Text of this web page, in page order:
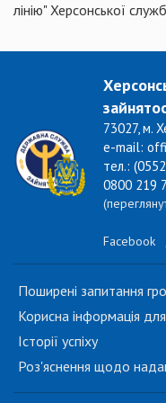
лінію" Херсонської
73027, м.
e-mail:
тел.:
0800 219
Facebook
Поширені запитання
Корисна інформація
Історії успіху
Роз'яснення щодо